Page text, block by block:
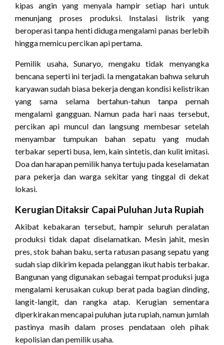
kipas angin yang menyala hampir setiap hari untuk
menunjang proses produksi. Instalasi listrik yang
beroperasi tanpa henti diduga mengalami panas berlebih
hingga memicu percikan api pertama.
Pemilik usaha, Sunaryo, mengaku tidak menyangka
bencana seperti ini terjadi. Ia mengatakan bahwa seluruh
karyawan sudah biasa bekerja dengan kondisi kelistrikan
yang sama selama bertahun-tahun tanpa pernah
mengalami gangguan. Namun pada hari naas tersebut,
percikan api muncul dan langsung membesar setelah
menyambar tumpukan bahan sepatu yang mudah
terbakar seperti busa, lem, kain sintetis, dan kulit imitasi.
Doa dan harapan pemilik hanya tertuju pada keselamatan
para pekerja dan warga sekitar yang tinggal di dekat
lokasi.
Kerugian Ditaksir Capai Puluhan Juta Rupiah
Akibat kebakaran tersebut, hampir seluruh peralatan
produksi tidak dapat diselamatkan. Mesin jahit, mesin
pres, stok bahan baku, serta ratusan pasang sepatu yang
sudah siap dikirim kepada pelanggan ikut habis terbakar.
Bangunan yang digunakan sebagai tempat produksi juga
mengalami kerusakan cukup berat pada bagian dinding,
langit-langit, dan rangka atap. Kerugian sementara
diperkirakan mencapai puluhan juta rupiah, namun jumlah
pastinya masih dalam proses pendataan oleh pihak
kepolisian dan pemilik usaha.